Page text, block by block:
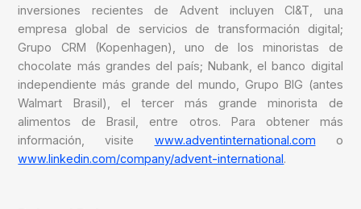
inversiones recientes de Advent incluyen CI&T, una
empresa global de servicios de transformación digital;
Grupo CRM (Kopenhagen), uno de los minoristas de
chocolate más grandes del país; Nubank, el banco digital
independiente más grande del mundo, Grupo BIG (antes
Walmart Brasil), el tercer más grande minorista de
alimentos de Brasil, entre otros. Para obtener más
información, visite www.adventinternational.com o
www.linkedin.com/company/advent-international.